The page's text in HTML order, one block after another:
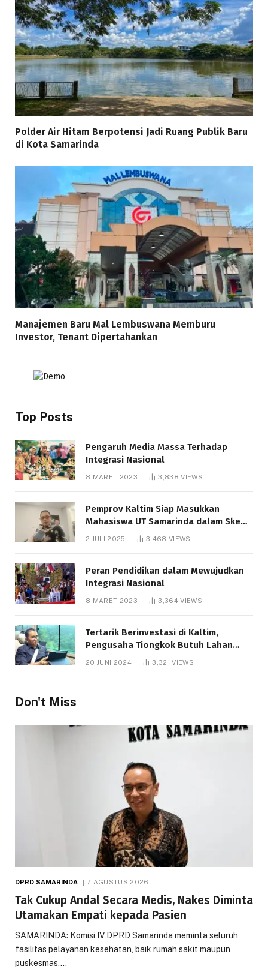
Polder Air Hitam Berpotensi Jadi Ruang Publik Baru
di Kota Samarinda
Manajemen Baru Mal Lembuswana Memburu
Investor, Tenant Dipertahankan
Top Posts
Pengaruh Media Massa Terhadap
Integrasi Nasional
8 MARET 2023 3,838VIEWS
Pemprov Kaltim Siap Masukkan
Mahasiswa UT Samarinda dalam Skema
Bantuan Pendidikan Gratispol
2 JULI 2025 3,468 VIEWS
Peran Pendidikan dalam Mewujudkan
Integrasi Nasional
8 MARET 2023 3,364VIEWS
Tertarik Berinvestasi di Kaltim,
Pengusaha Tiongkok Butuh Lahan
1.000 Hektare
20 JUNI 2024 3,321VIEWS
Don't Miss
DPRD SAMARINDA 7 AGUSTUS 2026
Tak Cukup Andal Secara Medis, Nakes Diminta
Utamakan Empati kepada Pasien
SAMARINDA: Komisi IV DPRD Samarinda meminta seluruh
fasilitas pelayanan kesehatan, baik rumah sakit maupun
puskesmas,…